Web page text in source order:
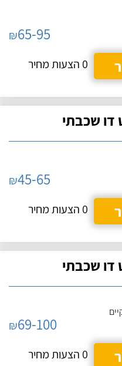
₪65-95
0 הצעות מחיר
שכבתי
₪45-65
0 הצעות מחיר
שכבתי
₪69-100
0 הצעות מחיר